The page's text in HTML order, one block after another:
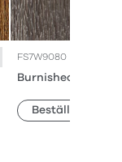
FS7W9080
Burnished Timber
Beställ prov